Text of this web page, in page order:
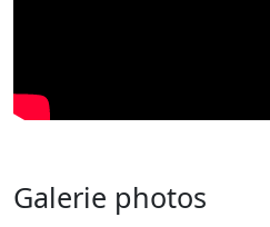
Galerie photos